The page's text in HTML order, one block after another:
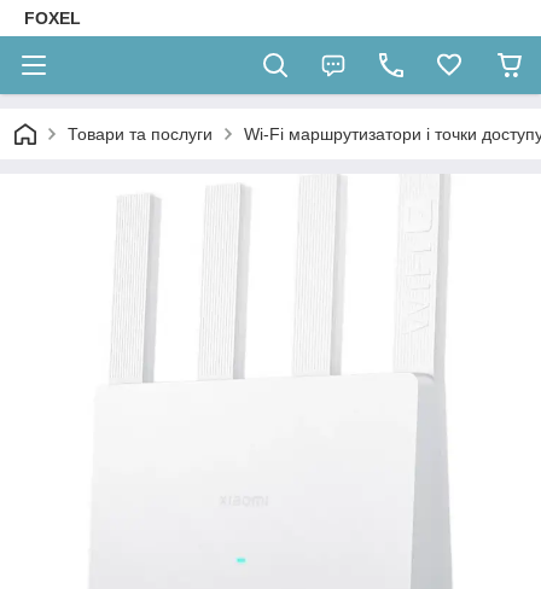
FOXEL
Товари та послуги Wi-Fi маршрутизатори і точки